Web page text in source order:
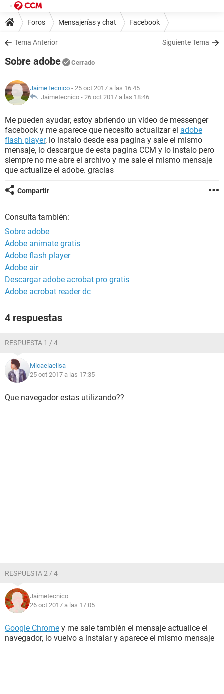
Foros Mensajerías y chat Facebook
Tema Anterior Siguiente Tema
Sobre adobe Cerrado
JaimeTecnico - 25 oct 2017 a las 16:45
Jaimetecnico - 26 oct 2017 a las 18:46
Me pueden ayudar, estoy abriendo un video de messenger
facebook y me aparece que necesito actualizar el adobe
flash player, lo instalo desde esa pagina y sale el mismo
mensaje, lo descargue de esta pagina CCM y lo instalo pero
siempre no me abre el archivo y me sale el mismo mensaje
que actualize el adobe. gracias
Compartir
Consulta también:
Sobre adobe
Adobe animate gratis
Adobe flash player
Adobe air
Descargar adobe acrobat pro gratis
Adobe acrobat reader dc
4 respuestas
RESPUESTA 1 / 4
Micaelaelisa
25 oct 2017 a las 17:35
Que navegador estas utilizando??
RESPUESTA 2 / 4
Jaimetecnico
26 oct 2017 a las 17:05
Google Chrome y me sale también el mensaje actualice el
navegador, lo vuelvo a instalar y aparece el mismo mensaje